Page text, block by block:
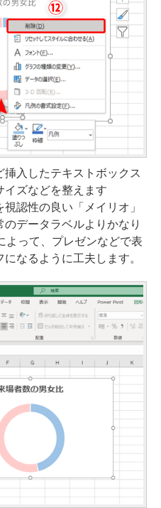
入したテキストボックス
イズなどを整えます
認性の良い「メイリオ」
データラベルよりかなり
よって、プレゼンなどで表
なるように工夫します。